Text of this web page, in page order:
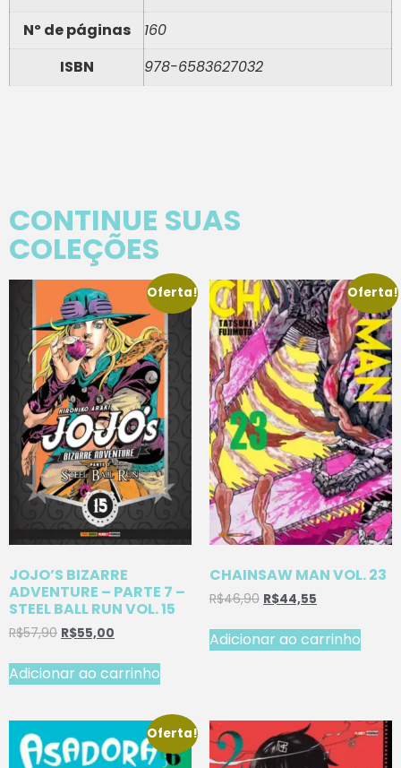
Nº de páginas
160
ISBN
978-6583627032
CONTINUE SUAS
COLEÇÕES
Oferta!
JOJO’S BIZARRE
ADVENTURE – PARTE 7 –
STEEL BALL RUN VOL. 15
R$57,90 R$55,00
Adicionar ao carrinho
Oferta!
CHAINSAW MAN VOL. 23
R$46,90 R$44,55
Adicionar ao carrinho
Oferta!